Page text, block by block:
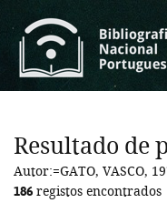
Resultado de
Autor:=GATO, VASCO,
186 registos encontrados